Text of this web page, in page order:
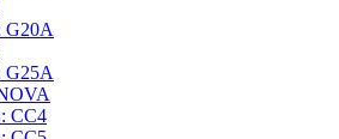
G20A
G25A
CC4